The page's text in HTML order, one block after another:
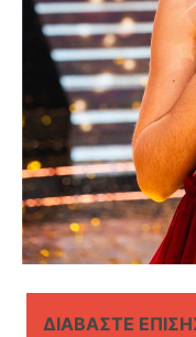
ΔΙΑΒΑΣΤΕ